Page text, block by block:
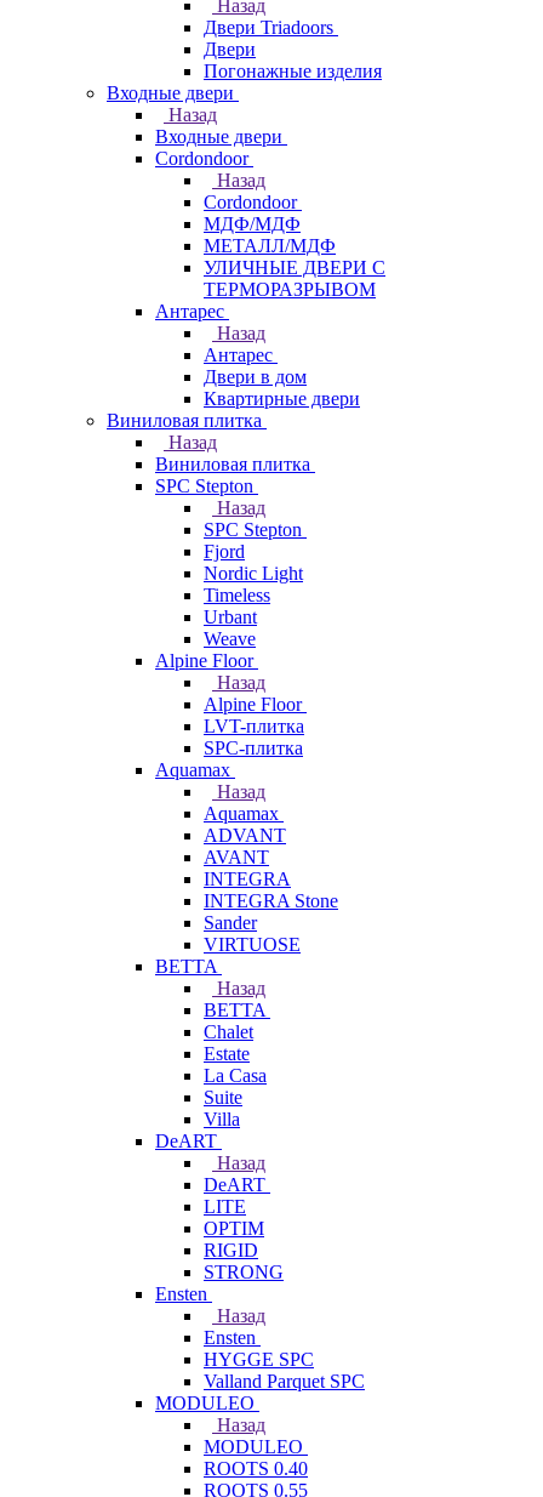
Назад
Двери Triadoors
Двери
Погонажные изделия
Входные двери
Назад
Входные двери
Cordondoor
Назад
Cordondoor
МДФ/МДФ
МЕТАЛЛ/МДФ
УЛИЧНЫЕ ДВЕРИ С
ТЕРМОРАЗРЫВОМ
Антарес
Назад
Антарес
Двери в дом
Квартирные двери
Виниловая плитка
Назад
Виниловая плитка
SPC Stepton
Назад
SPC Stepton
Fjord
Nordic Light
Timeless
Urbant
Weave
Alpine Floor
Назад
Alpine Floor
LVT-плитка
SPC-плитка
Aquamax
Назад
Aquamax
ADVANT
AVANT
INTEGRA
INTEGRA Stone
Sander
VIRTUOSE
BETTA
Назад
BETTA
Chalet
Estate
La Casa
Suite
Villa
DeART
Назад
DeART
LITE
OPTIM
RIGID
STRONG
Ensten
Назад
Ensten
HYGGE SPC
Valland Parquet SPC
MODULEO
Назад
MODULEO
ROOTS 0.40
ROOTS 0.55